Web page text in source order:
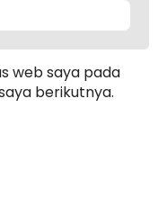
web saya pada
berikutnya.